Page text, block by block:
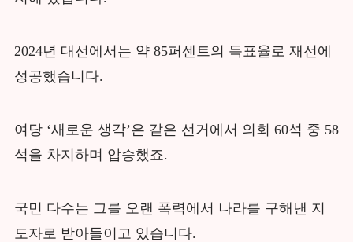
2024년 대선에서는 약 85퍼센트의 득표율로 재선에
성공했습니다.
여당 ‘새로운 생각’은 같은 선거에서 의회 60석 중 58
석을 차지하며 압승했죠.
국민 다수는 그를 오랜 폭력에서 나라를 구해낸 지
도자로 받아들이고 있습니다.